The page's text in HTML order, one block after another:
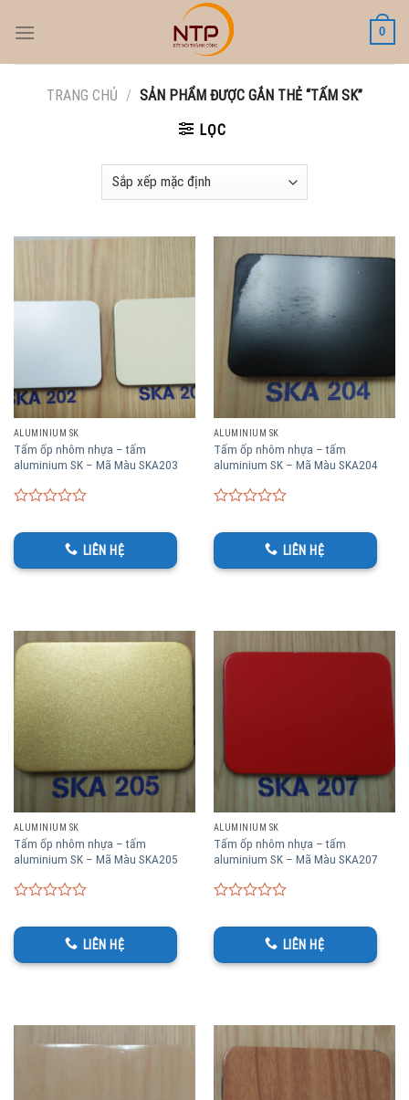
0
TRANG CHỦ / SẢN PHẨM ĐƯỢC GẮN THẺ “TẤM SK”
LỌC
ALUMINIUM SK
Tấm ốp nhôm nhựa – tấm
aluminium SK – Mã Màu SKA203
out
of
5
LIÊN HỆ
ALUMINIUM SK
Tấm ốp nhôm nhựa – tấm
aluminium SK – Mã Màu SKA204
out
of
5
LIÊN HỆ
ALUMINIUM SK
Tấm ốp nhôm nhựa – tấm
aluminium SK – Mã Màu SKA205
out
of
5
LIÊN HỆ
ALUMINIUM SK
Tấm ốp nhôm nhựa – tấm
aluminium SK – Mã Màu SKA207
out
of
5
LIÊN HỆ